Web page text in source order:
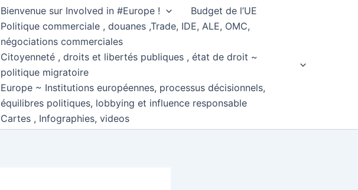
Bienvenue sur Involved in #Europe !
Budget de l’UE
Politique commerciale , douanes ,Trade, IDE, ALE, OMC,
négociations commerciales
Citoyenneté , droits et libertés publiques , état de droit ~
politique migratoire
Europe ~ Institutions européennes, processus décisionnels,
équilibres politiques, lobbying et influence responsable
Cartes , Infographies, videos